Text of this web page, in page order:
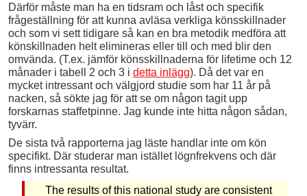
Därför måste man ha en tidsram och låst och specifik
frågeställning för att kunna avläsa verkliga könsskillnader
och som vi sett tidigare så kan en bra metodik medföra att
könskillnaden helt elimineras eller till och med blir den
omvända. (T.ex. jämför könsskillnaderna för lifetime och 12
månader i tabell 2 och 3 i detta inlägg). Då det var en
mycket intressant och välgjord studie som har 11 år på
nacken, så sökte jag för att se om någon tagit upp
forskarnas staffetpinne. Jag kunde inte hitta någon sådan,
tyvärr.
De sista två rapporterna jag läste handlar inte om kön
specifikt. Där studerar man istället lögnfrekvens och där
finns intressanta resultat.
The results of this national study are consistent